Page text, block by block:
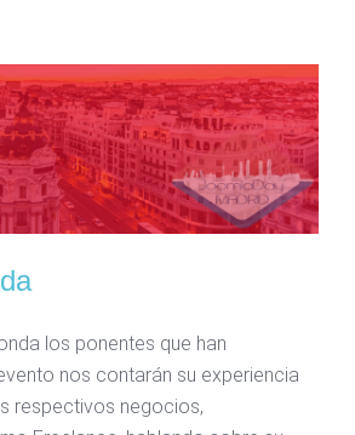
los ponentes que han
nos contarán su experiencia
respectivos negocios,